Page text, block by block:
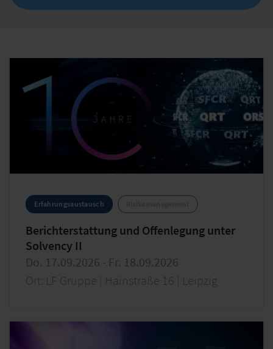
Erfahrungsaustausch
Berichterstattung und Offenlegung unter
Solvency II
Do. 17.09.2026 - Fr. 18.09.2026
Ort: LF Gruppe | Hainstraße 16 | Leipzig